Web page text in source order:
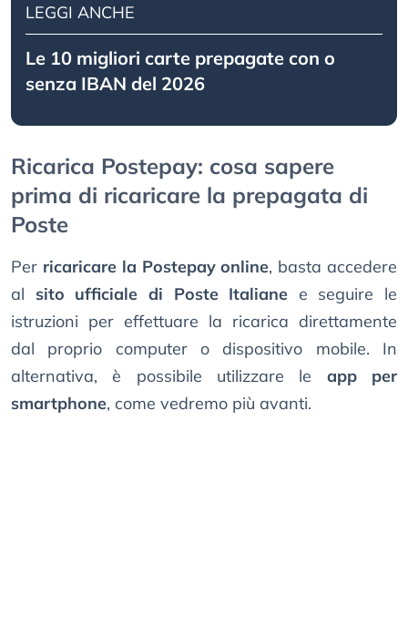
LEGGI ANCHE
Le 10 migliori carte prepagate con o
senza IBAN del 2026
Ricarica Postepay: cosa sapere
prima di ricaricare la prepagata di
Poste
Per ricaricare la Postepay online, basta accedere
al sito ufficiale di Poste Italiane e seguire le
istruzioni per effettuare la ricarica direttamente
dal proprio computer o dispositivo mobile. In
alternativa, è possibile utilizzare le app per
smartphone, come vedremo più avanti.